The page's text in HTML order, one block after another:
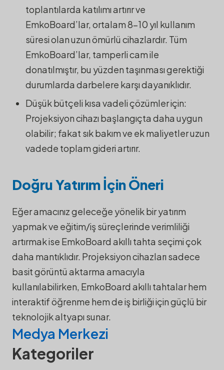
toplantılarda katılımı artırır ve
EmkoBoard’lar, ortalam 8-10 yıl kullanım
süresi olan uzun ömürlü cihazlardır. Tüm
EmkoBoard’lar, tamperli cam ile
donatılmıştır, bu yüzden taşınması gerektiği
durumlarda darbelere karşı dayanıklıdır.
Düşük bütçeli kısa vadeli çözümler için:
Projeksiyon cihazı başlangıçta daha uygun
olabilir; fakat sık bakım ve ek maliyetler uzun
vadede toplam gideri artırır.
Doğru Yatırım İçin Öneri
Eğer amacınız geleceğe yönelik bir yatırım
yapmak ve eğitim/iş süreçlerinde verimliliği
artırmak ise EmkoBoard akıllı tahta seçimi çok
daha mantıklıdır. Projeksiyon cihazları sadece
basit görüntü aktarma amacıyla
kullanılabilirken, EmkoBoard akıllı tahtalar hem
interaktif öğrenme hem de iş birliği için güçlü bir
teknolojik altyapı sunar.
Medya Merkezi
Kategoriler